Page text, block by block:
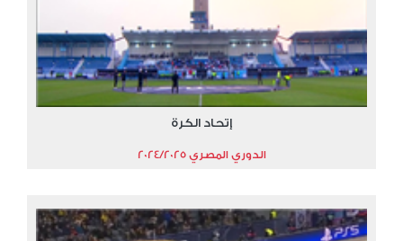
إتحاد الكرة
الدوري المصري 2024/2025